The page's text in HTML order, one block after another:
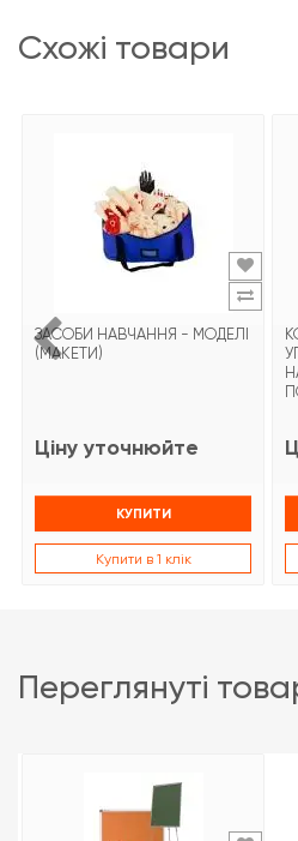
схожі товари
ЗАСОБИ НАВЧАННЯ - МОДЕЛІ
(МАКЕТИ)
Ціну уточнюйте
КУПИТИ
Купити в 1 клік
переглянуті